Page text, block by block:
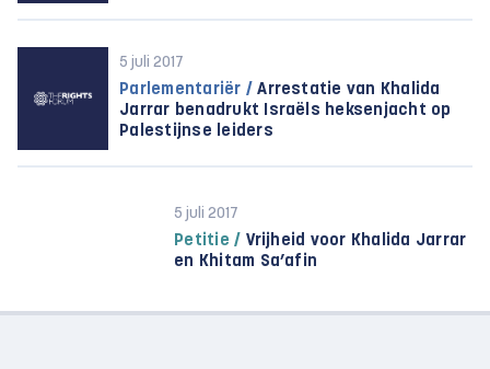
5 juli 2017
Parlementariër / Arrestatie van Khalida
Jarrar benadrukt Israëls heksenjacht op
Palestijnse leiders
5 juli 2017
Petitie / Vrijheid voor Khalida Jarrar
en Khitam Sa’afin